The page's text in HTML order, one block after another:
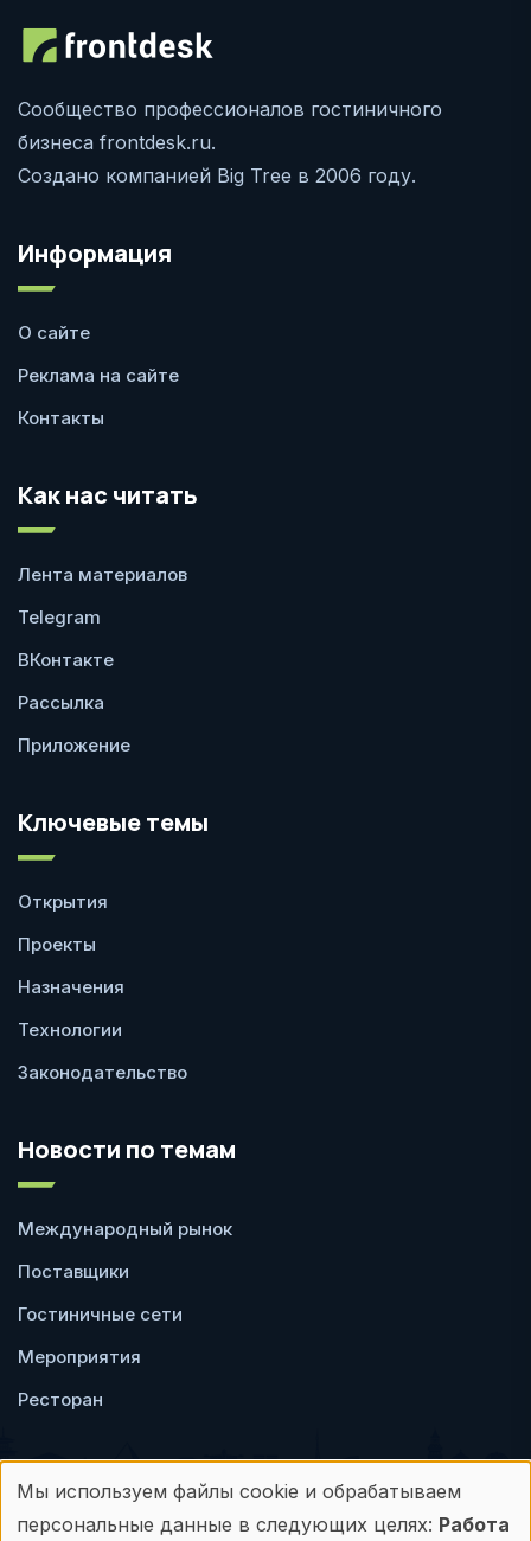
Сообщество профессионалов гостиничного
бизнеса frontdesk.ru.
Создано компанией Big Tree в 2006 году.
Информация
О сайте
Реклама на сайте
Контакты
Как нас читать
Лента материалов
Telegram
ВКонтакте
Рассылка
Приложение
Ключевые темы
Открытия
Проекты
Назначения
Технологии
Законодательство
Новости по темам
Международный рынок
Поставщики
Гостиничные сети
Мероприятия
Ресторан
Использование
Мы используем файлы cookie и обрабатываем
персональные данные в следующих целях: Работа